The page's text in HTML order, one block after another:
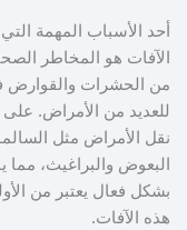
أحد الأسباب المهمة
الآفات هو المخاطر
من الحشرات والقوارض
للعديد من الأمراض.
نقل الأمراض مثل
البعوض والبراغيث، مما
بشكل فعال يعتبر من
هذه الآفات.